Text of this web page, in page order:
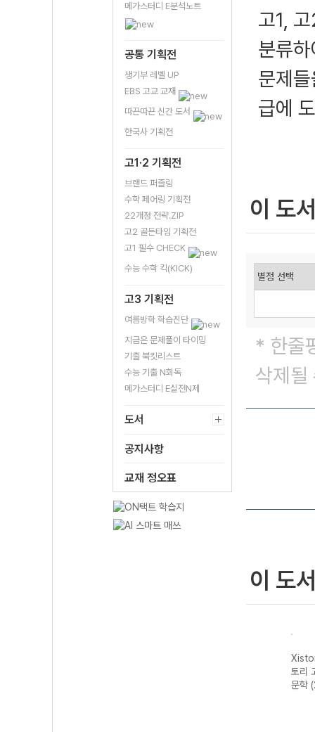
메가스터디 E분석노트
공통 기획전
생기부 레벨 UP
EBS 고교 교재
따끈따끈 신간 도서
한국사 기획전
고1·2 기획전
브랜드 퍼즐링
수학 페어링 기획전
22개정 전략.ZIP
고2 골든타임 기획전
고1 필수 CHECK
수능 수학 킥(KICK)
고3 기획전
여름방학 학습진단
지금은 문제풀이 타이밍
기출 북킷리스트
수능 기출 N회독
메가스터디 E실전N제
도서
공지사항
교재 정오표
고1,
분류
문제
급에
이 도
* 한줄
삭제될
이 도
토리
문학